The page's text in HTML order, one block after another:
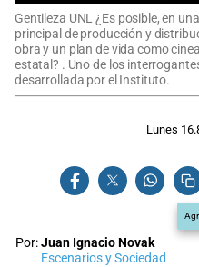
Gentileza UNL ¿Es posible, en
principal de producción y
obra y un plan de vida como
estatal? . Uno de los
desarrollada por el Instituto.
Lunes
Por:Juan Ignacio Novak
Escenarios y Sociedad